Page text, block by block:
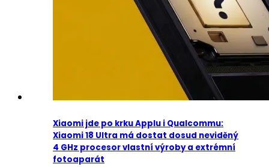
Xiaomi jde po krku Applu i Qualcommu:
Xiaomi 18 Ultra má dostat dosud neviděný
4 GHz procesor vlastní výroby a extrémní
fotoaparát